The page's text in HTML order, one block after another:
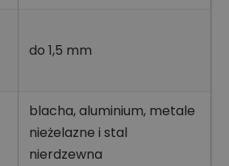
do 1,5 mm
blacha, aluminium, metale
nieżelazne i stal
nierdzewna